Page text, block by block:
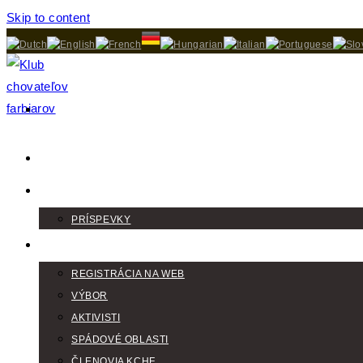
Skip to content
PRÍSPEVKY
REGISTRÁCIA NA WEB
VÝBOR
AKTIVISTI
SPÁDOVÉ OBLASTI